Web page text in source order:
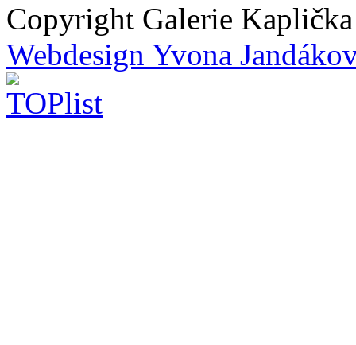
Copyright Galerie
Webdesign Yvona